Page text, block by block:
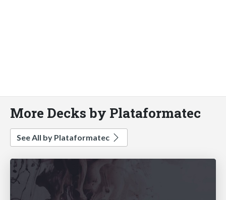
More Decks by Plataformatec
See All by Plataformatec